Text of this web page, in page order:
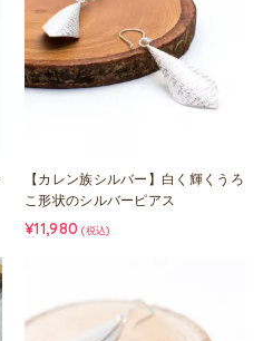
【カレン族シルバー】白く輝くうろ
こ形状のシルバーピアス
¥11,980 (税込)